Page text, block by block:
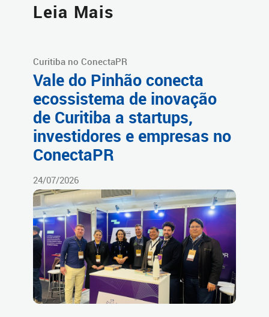
Leia Mais
Curitiba no ConectaPR
Vale do Pinhão conecta
ecossistema de inovação
de Curitiba a startups,
investidores e empresas no
ConectaPR
24/07/2026